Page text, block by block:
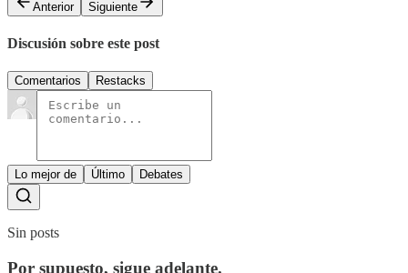
Anterior
Siguiente
Discusión sobre este post
Comentarios Restacks
Lo mejor de Último Debates
Sin posts
Por supuesto, sigue adelante.